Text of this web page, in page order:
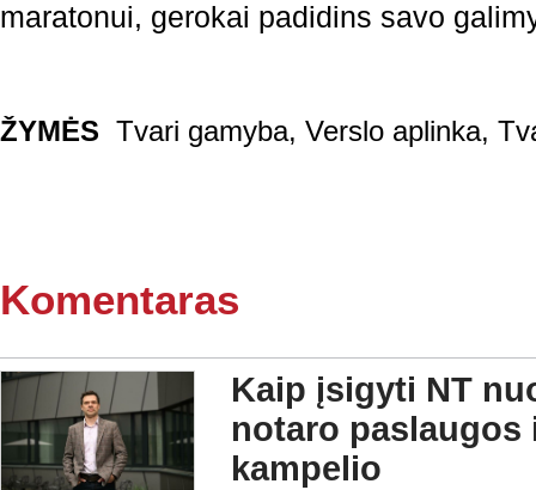
maratonui, gerokai padidins savo
ŽYMĖS Tvari gamyba, Verslo aplinka,
Komentaras
Kaip įsigyti NT
notaro
kampelio